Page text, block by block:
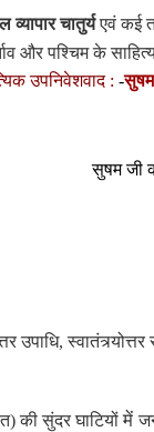
चातुर्यएवं कई
और पश्चिम के
उपनिवेशवाद :-सुषम
सुषम जी
उपाधि,
की सुंदर घाटियोंमें